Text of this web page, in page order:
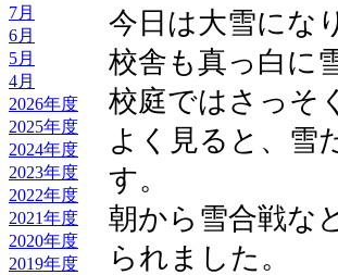
7月
6月
5月
4月
2026年度
2025年度
2024年度
2023年度
2022年度
2021年度
2020年度
2019年度
今日は大雪にな
校舎も真っ白に
校庭ではさっそ
よく見ると、雪
す。
朝から雪合戦な
られました。